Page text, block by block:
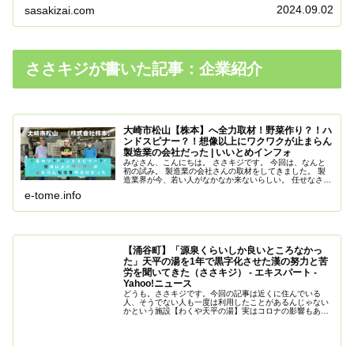
sasakizai.com 2024.09.02
ささキジが書いた記事：企業紹介
大崎市松山【株本】へ全力取材！野菜作り？！ハ
ンドスピナー？！想像以上にワクワクが止まらん
製造業の会社だった | いいとめインフォ
みなさん、こんにちは。 ささキジです。 今回は、なんと
初の試み。 製造業の会社さんの取材をしてきました。 製
造業界が今、若い人がなかなか来ないらしい。 任せなさ
e-tome.info
【涌谷町】「源泉くらいしか良いところなかっ
た」天平の湯を1年で黒字化させた漢の努力と苦
労を聞いてきた（ささキジ） - エキスパート -
Yahoo!ニュース
どうも。ささキジです。今回の記事は近くに住んでいる
人、そうでない人も一度は利用したことがあるんじゃない
かという施設【わくや天平の湯】実はコロナの影響もあっ